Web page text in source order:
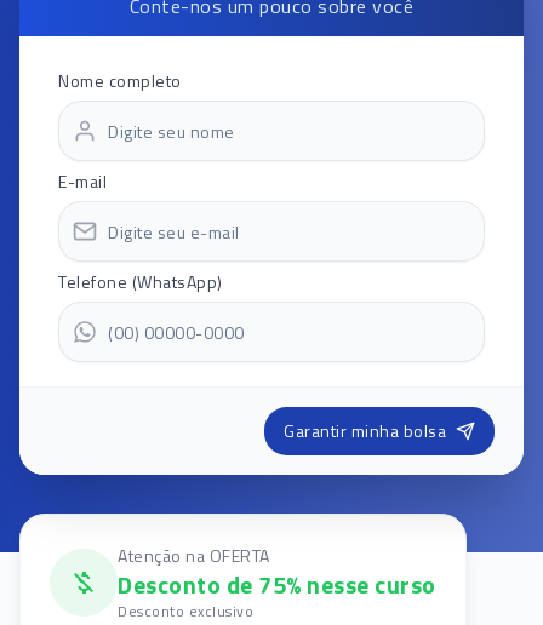
Conte-nos um pouco sobre você
Nome completo
E-mail
Telefone (WhatsApp)
Garantir minha bolsa
Atenção na OFERTA
Desconto de 75% nesse curso
Desconto exclusivo